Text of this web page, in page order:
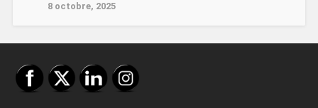
8 octobre, 2025